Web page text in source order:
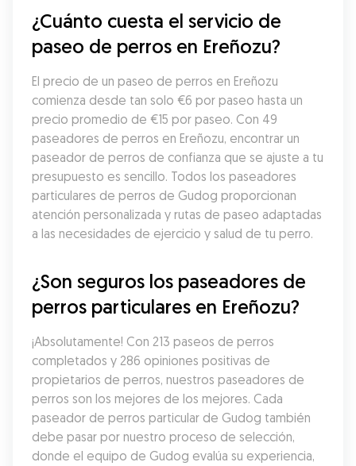
¿Cuánto cuesta el servicio de
paseo de perros en Ereñozu?
El precio de un paseo de perros en Ereñozu
comienza desde tan solo €6 por paseo hasta un
precio promedio de €15 por paseo. Con 49
paseadores de perros en Ereñozu, encontrar un
paseador de perros de confianza que se ajuste a tu
presupuesto es sencillo. Todos los paseadores
particulares de perros de Gudog proporcionan
atención personalizada y rutas de paseo adaptadas
a las necesidades de ejercicio y salud de tu perro.
¿Son seguros los paseadores de
perros particulares en Ereñozu?
¡Absolutamente! Con 213 paseos de perros
completados y 286 opiniones positivas de
propietarios de perros, nuestros paseadores de
perros son los mejores de los mejores. Cada
paseador de perros particular de Gudog también
debe pasar por nuestro proceso de selección,
donde el equipo de Gudog evalúa su experiencia,